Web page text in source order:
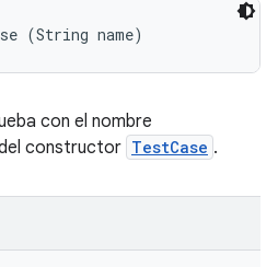
(String name)
con el nombre
constructor TestCase .